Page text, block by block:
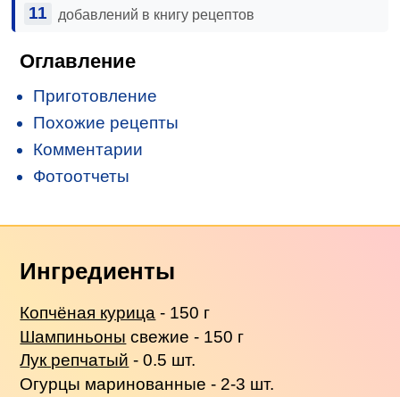
11 добавлений в книгу рецептов
Оглавление
Приготовление
Похожие рецепты
Комментарии
Фотоотчеты
Ингредиенты
Копчёная курица - 150 г
Шампиньоны свежие - 150 г
Лук репчатый - 0.5 шт.
Огурцы маринованные - 2-3 шт.